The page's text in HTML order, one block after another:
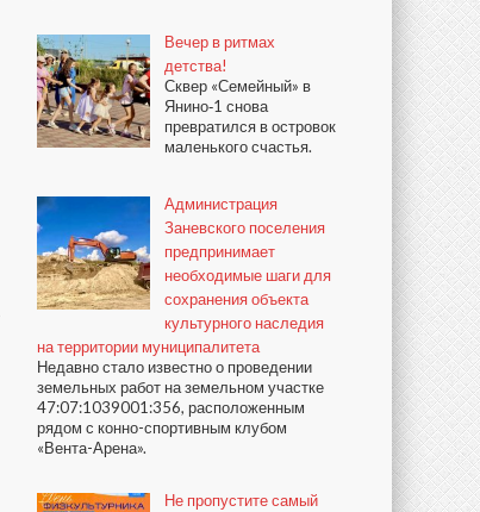
Вечер в ритмах
детства!
Сквер «Семейный» в
Янино‑1 снова
превратился в островок
маленького счастья.
Администрация
Заневского поселения
предпринимает
необходимые шаги для
сохранения объекта
культурного наследия
на территории муниципалитета
Недавно стало известно о проведении
земельных работ на земельном участке
47:07:1039001:356, расположенным
рядом с конно-спортивным клубом
«Вента-Арена».
Не пропустите самый